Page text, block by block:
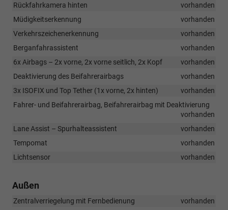
Rückfahrkamera hinten
vorhanden
Müdigkeitserkennung
vorhanden
Verkehrszeichenerkennung
vorhanden
Berganfahrassistent
vorhanden
6x Airbags – 2x vorne, 2x vorne seitlich, 2x Kopf
vorhanden
Deaktivierung des Beifahrerairbags
vorhanden
3x ISOFIX und Top Tether (1x vorne, 2x hinten)
vorhanden
Fahrer- und Beifahrerairbag, Beifahrerairbag mit Deaktivierung
vorhanden
Lane Assist – Spurhalteassistent
vorhanden
Tempomat
vorhanden
Lichtsensor
vorhanden
Außen
Zentralverriegelung mit Fernbedienung
vorhanden